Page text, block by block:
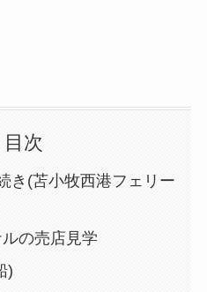
目次
き(苫小牧西港フェリー
の売店見学
)